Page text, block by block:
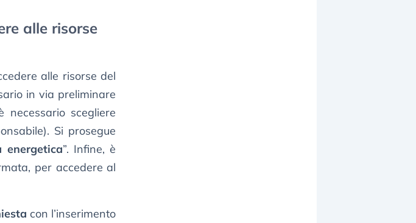
alle risorse
alle risorse del
in via preliminare
scegliere
Si prosegue
energetica”. Infine, è
per accedere al
con l’inserimento